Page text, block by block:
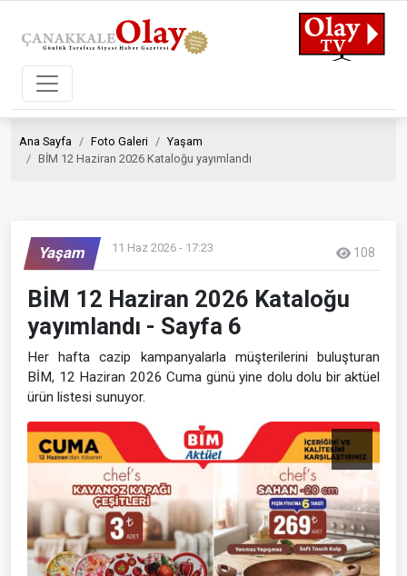
Ana Sayfa Foto Galeri
Yaşam
BİM 12 Haziran 2026 Kataloğu yayımlandı
Yaşam 11 Haz 2026 - 17:23 108
BİM 12 Haziran 2026 Kataloğu
yayımlandı - Sayfa 6
Her hafta cazip kampanyalarla müşterilerini buluşturan
BİM, 12 Haziran 2026 Cuma günü yine dolu dolu bir aktüel
ürün listesi sunuyor.